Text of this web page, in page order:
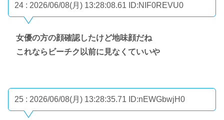
24 : 2026/06/08(月) 13:28:08.61 ID:NIF0REVU0
女優の方の顔確認したけど地味顔だね
これならビーチク以前に見なくていいや
25 : 2026/06/08(月) 13:28:35.71 ID:nEWGbwjH0